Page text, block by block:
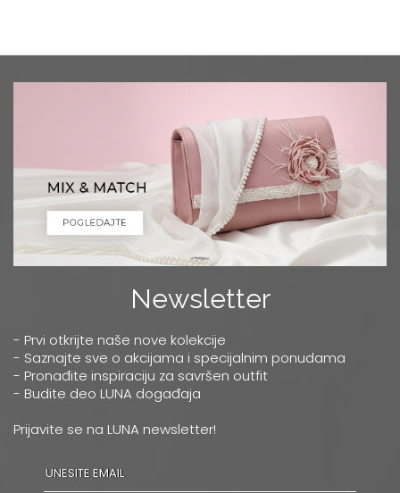
Newsletter
- Prvi otkrijte naše nove kolekcije
- Saznajte sve o akcijama i specijalnim ponudama
- Pronađite inspiraciju za savršen outfit
- Budite deo LUNA događaja
Prijavite se na LUNA newsletter!